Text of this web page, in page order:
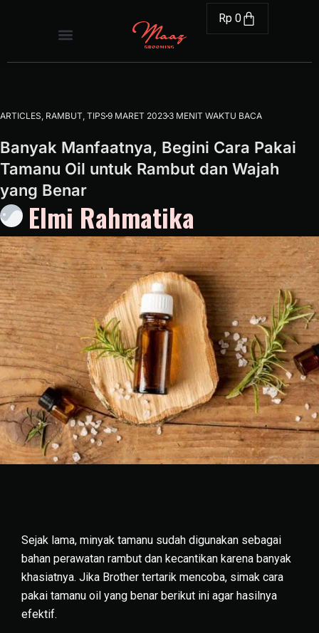
Rp 0
ARTICLES RAMBUT TIPS 9 MARET 2023 3 MENIT WAKTU BACA
Banyak Manfaatnya, Begini Cara Pakai
Tamanu Oil untuk Rambut dan Wajah
yang Benar
Elmi Rahmatika
Sejak lama, minyak tamanu sudah digunakan sebagai
bahan perawatan rambut dan kecantikan karena banyak
khasiatnya. Jika Brother tertarik mencoba, simak cara
pakai tamanu oil yang benar berikut ini agar hasilnya
efektif.